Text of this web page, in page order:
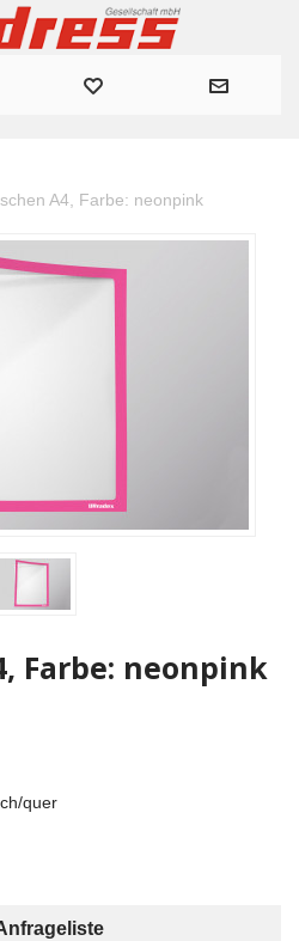
A4, Farbe: neonpink
Farbe: neonpink
quer